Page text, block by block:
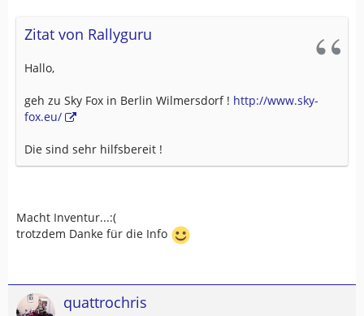
Zitat von Rallyguru
Hallo,
geh zu Sky Fox in Berlin Wilmersdorf ! http://www.sky-
fox.eu/
Die sind sehr hilfsbereit !
Macht Inventur...:(
trotzdem Danke für die Info
quattrochris